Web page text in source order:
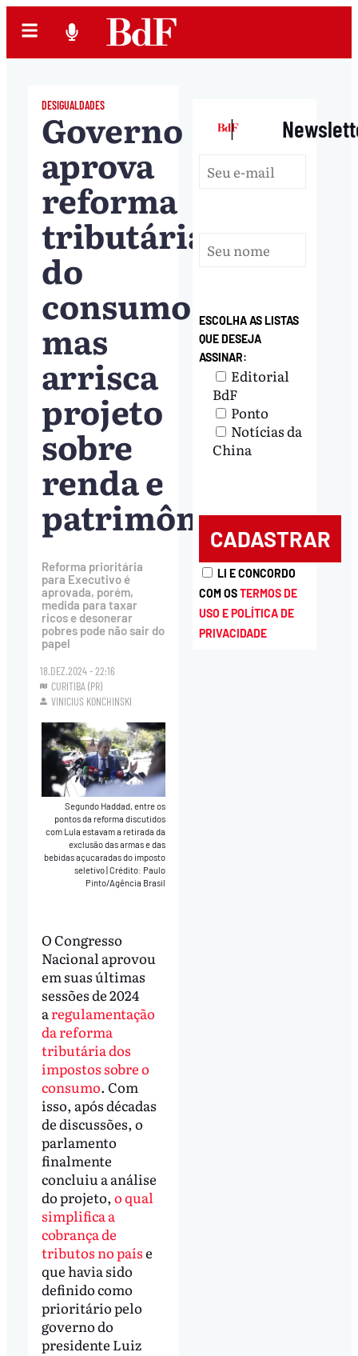
DESIGUALDADES
Governo
aprova
reforma
tributária
do
consumo,
mas
arrisca
projeto
sobre
renda e
patrimônio
Reforma prioritária
para Executivo é
aprovada, porém,
medida para taxar
ricos e desonerar
pobres pode não sair do
papel
18.DEZ.2024 - 22:16
CURITIBA (PR)
VINICIUS KONCHINSKI
Segundo Haddad, entre os
pontos da reforma discutidos
com Lula estavam a retirada da
exclusão das armas e das
bebidas açucaradas do imposto
seletivo|Crédito: Paulo
Pinto/Agência Brasil
O Congresso
Nacional aprovou
em suas últimas
sessões de 2024
a regulamentação
da reforma
tributária dos
impostos sobre o
consumo. Com
isso, após décadas
de discussões, o
parlamento
finalmente
concluiu a análise
do projeto, o qual
simplifica a
cobrança de
tributos no paíse
que havia sido
definido como
prioritário pelo
governo do
presidente Luiz
|
ESCOLHA AS LISTAS
QUE DESEJA
ASSINAR:
Editorial
BdF
Ponto
Notícias da
China
LI E CONCORDO
COM OSTERMOS DE
USO E POLÍTICA DE
PRIVACIDADE